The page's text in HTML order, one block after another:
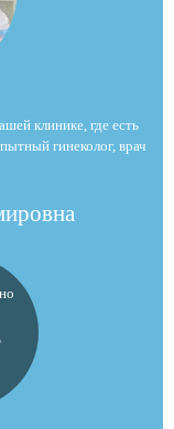
клинике, где есть
гинеколог, врач